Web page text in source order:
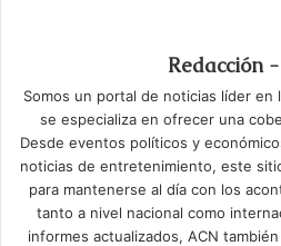
Redacción
Somos un portal de noticias líder en
se especializa en ofrecer una
Desde eventos políticos y
noticias de entretenimiento, este
para mantenerse al día con los
tanto a nivel nacional como
informes actualizados, ACN